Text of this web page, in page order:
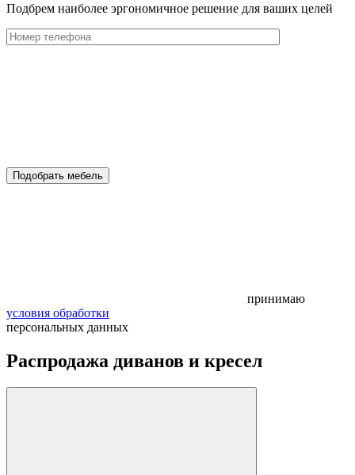
Подбрем наиболее эргономичное решение для ваших целей
Подобрать мебель
принимаю
условия обработки
персональных данных
Распродажа диванов и кресел